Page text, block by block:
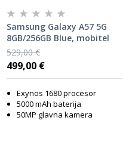
Samsung Galaxy A57 5G
8GB/256GB Blue, mobitel
529,00 €
499,00 €
Exynos 1680 procesor
5000 mAh baterija
50MP glavna kamera